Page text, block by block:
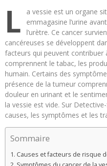
L
a vessie est un organe
emmagasine l’urine
l’urètre. Ce cancer
cancéreuses se développent
facteurs qui peuvent contribuer
comprennent le tabac, les
humain. Certains des
présence de la tumeur
douleur en urinant et le
la vessie est vide. Sur
causes, les symptômes et les
Sommaire
Causes et facteurs de risque